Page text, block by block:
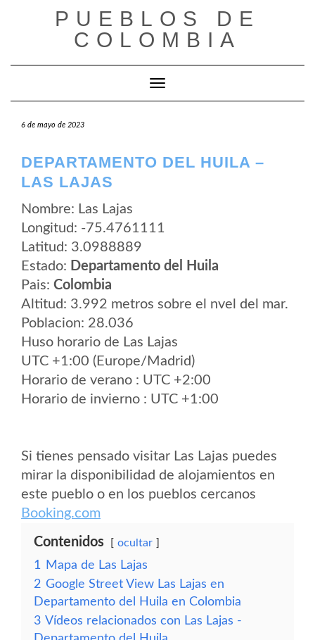
PUEBLOS DE
COLOMBIA
Cambiar modo de navegación
6 de mayo de 2023
DEPARTAMENTO DEL HUILA –
LAS LAJAS
Nombre: Las Lajas
Longitud: -75.4761111
Latitud: 3.0988889
Estado: Departamento del Huila
Pais: Colombia
Altitud: 3.992 metros sobre el nvel del mar.
Poblacion: 28.036
Huso horario de Las Lajas
UTC +1:00 (Europe/Madrid)
Horario de verano : UTC +2:00
Horario de invierno : UTC +1:00
Si tienes pensado visitar Las Lajas puedes
mirar la disponibilidad de alojamientos en
este pueblo o en los pueblos cercanos
Booking.com
Contenidos ocultar
1
Mapa de Las Lajas
2 Google Street View Las Lajas en
Departamento del Huila en Colombia
3 Vídeos relacionados con Las Lajas -